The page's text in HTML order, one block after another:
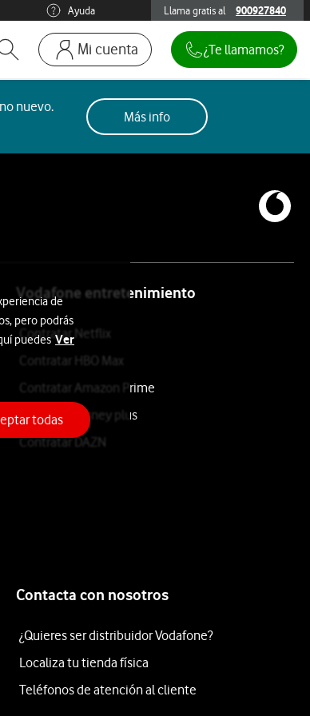
Ayuda Llama gratis al
900927840 900927840
Abrir buscador. Abre en ventana modal
Mi cuenta
Ir a la pagina acceso clientes. Abre en
Móviles y dispositivos
¿Te llamamos?
nuevo.
Más info
Vodafone entretenimiento
Contratar Netflix
Contratar HBO Max
Contratar Amazon Prime
Contratar Disney plus
Contratar DAZN
Contacta con nosotros
¿Quieres ser distribuidor Vodafone?
Localiza tu tienda física
Teléfonos de atención al cliente
de
pero podrás
puedes Ver
todas